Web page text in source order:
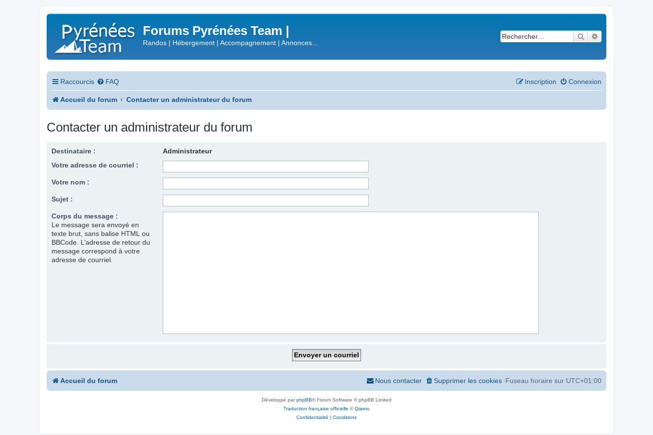
Forums Pyrénées Team |
Randos | Hébergement | Accompagnement | Annonces...
Rechercher
Raccourcis FAQ Connexion
Inscription
Accueil du forum Contacter un administrateur du forum
Contacter un administrateur du forum
Destinataire :
Administrateur
Votre adresse de courriel :
Votre nom :
Sujet :
Corps du message :
Le message sera envoyé en
texte brut, sans balise HTML ou
BBCode. L’adresse de retour du
message correspond à votre
adresse de courriel.
Accueil du forum Fuseau horaire sur UTC+01:00
Supprimer les cookies
Nous contacter
Développé parphpBB® Forum Software © phpBB Limited
Traduction française officielle ©Qiaeru
Confidentialité | Conditions